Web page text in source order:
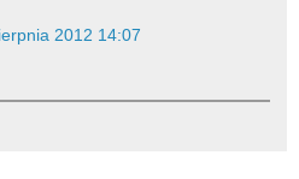
2012 14:07